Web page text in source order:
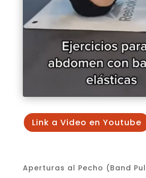
Link a Video en Youtube
Aperturas al Pecho (Band